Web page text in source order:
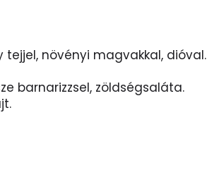
tejjel, növényi magvakkal, dióval.
barnarizzsel, zöldségsaláta.